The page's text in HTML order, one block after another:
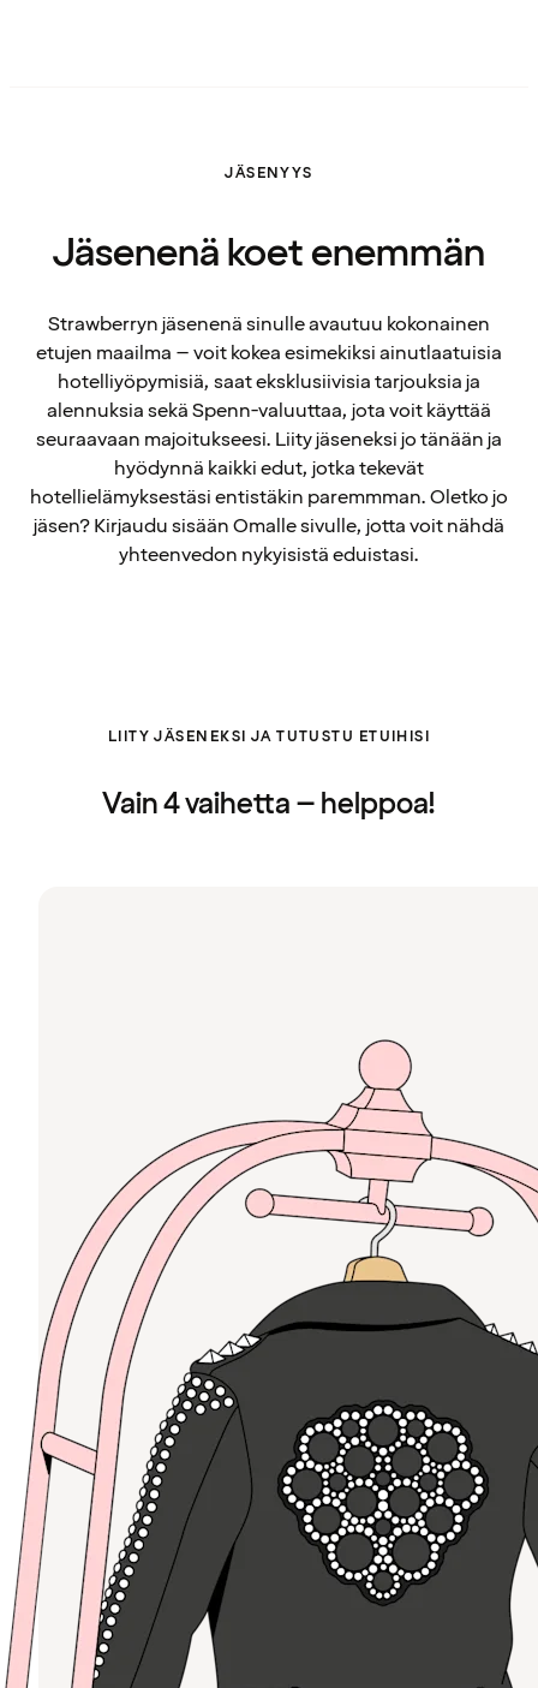
JÄSENYYS
Jäsenenä koet enemmän
Strawberryn jäsenenä sinulle avautuu kokonainen
etujen maailma – voit kokea esimekiksi ainutlaatuisia
hotelliyöpymisiä, saat eksklusiivisia tarjouksia ja
alennuksia sekä Spenn-valuuttaa, jota voit käyttää
seuraavaan majoitukseesi. Liity jäseneksi jo tänään ja
hyödynnä kaikki edut, jotka tekevät
hotellielämyksestäsi entistäkin paremmman. Oletko jo
jäsen? Kirjaudu sisään Omalle sivulle, jotta voit nähdä
yhteenvedon nykyisistä eduistasi.
LIITY JÄSENEKSI JA TUTUSTU ETUIHISI
Vain 4 vaihetta – helppoa!